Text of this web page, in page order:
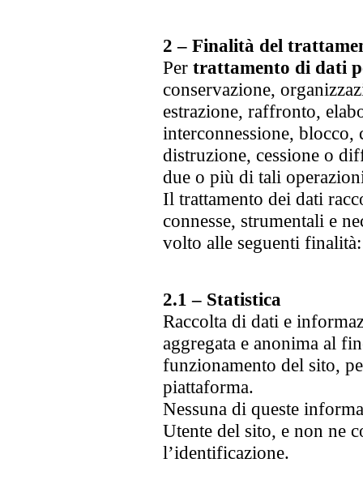
2 – Finalità del
Per trattamento di dati
conservazione,
estrazione, raffronto,
interconnessione, blocco,
distruzione, cessione o
due o più di tali
Il trattamento dei dati
connesse, strumentali e
volto alle seguenti finalità:
2.1 – Statistica
Raccolta di dati e
aggregata e anonima al
funzionamento del sito,
piattaforma.
Nessuna di queste
Utente del sito, e non ne
l’identificazione.